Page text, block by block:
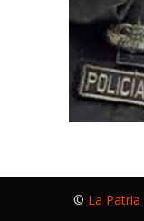
© La Patria